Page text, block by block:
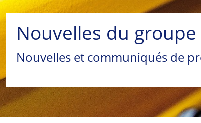
Nouvelles du groupe
Nouvelles et communiqués de